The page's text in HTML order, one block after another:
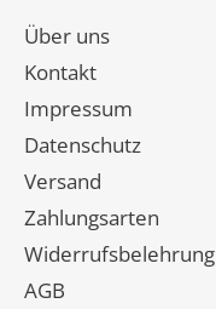
Über uns
Kontakt
Impressum
Datenschutz
Versand
Zahlungsarten
Widerrufsbelehrung
AGB